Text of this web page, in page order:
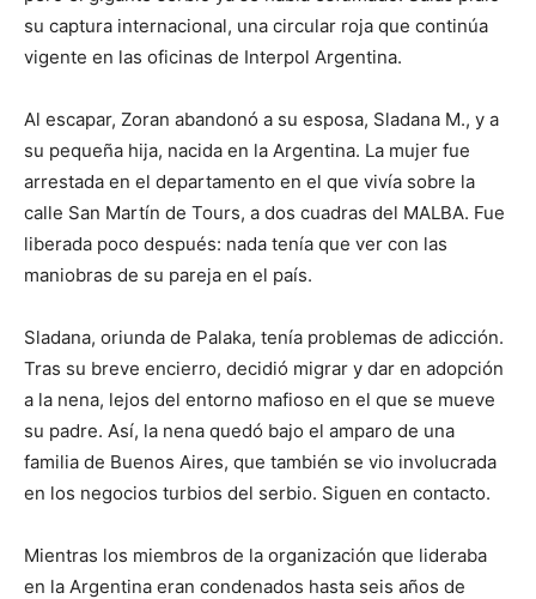
su captura internacional, una circular roja que continúa
vigente en las oficinas de Interpol Argentina.
Al escapar, Zoran abandonó a su esposa, Sladana M., y a
su pequeña hija, nacida en la Argentina. La mujer fue
arrestada en el departamento en el que vivía sobre la
calle San Martín de Tours, a dos cuadras del MALBA. Fue
liberada poco después: nada tenía que ver con las
maniobras de su pareja en el país.
Sladana, oriunda de Palaka, tenía problemas de adicción.
Tras su breve encierro, decidió migrar y dar en adopción
a la nena, lejos del entorno mafioso en el que se mueve
su padre. Así, la nena quedó bajo el amparo de una
familia de Buenos Aires, que también se vio involucrada
en los negocios turbios del serbio. Siguen en contacto.
Mientras los miembros de la organización que lideraba
en la Argentina eran condenados hasta seis años de